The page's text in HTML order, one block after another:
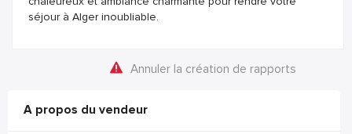
séjour à Alger inoubliable.
Annuler la création de rapports
A propos du vendeur